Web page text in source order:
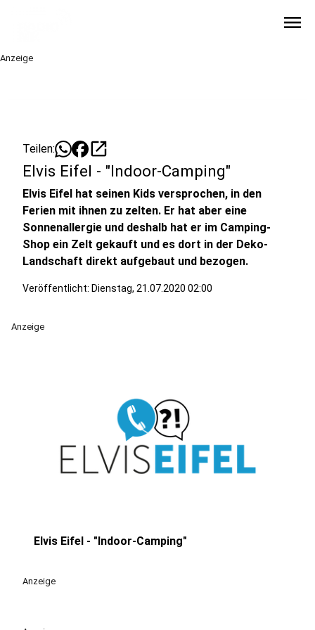
menu
Anzeige
Teilen: open_in_new
Elvis Eifel - "Indoor-Camping"
Elvis Eifel hat seinen Kids versprochen, in den
Ferien mit ihnen zu zelten. Er hat aber eine
Sonnenallergie und deshalb hat er im Camping-
Shop ein Zelt gekauft und es dort in der Deko-
Landschaft direkt aufgebaut und bezogen.
Veröffentlicht: Dienstag, 21.07.2020 02:00
Anzeige
Elvis Eifel - "Indoor-Camping"
Anzeige